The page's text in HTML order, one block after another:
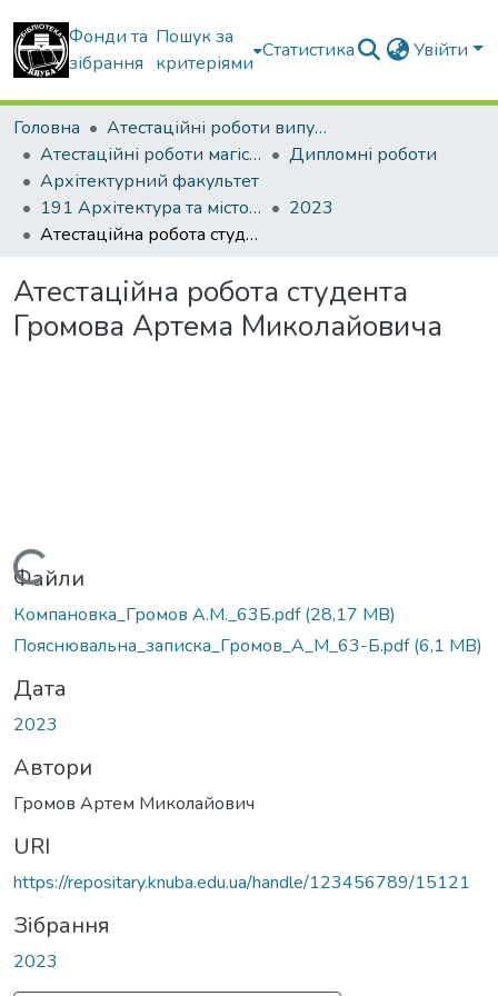
Фонди та
зібрання
Пошук за
критеріями
Статистика Увійти
Головна
Атестаційні роботи випускників
Атестаційні роботи магістрів
Дипломні роботи
Архітектурний факультет
191 Архітектура та містобудування. Архітектура будівель і споруд
2023
Атестаційна робота студента Громова Артема Миколайовича
Атестаційна робота студента
Громова Артема Миколайовича
Вантажиться...
Файли
Компановка_Громов А.М._63Б.pdf(28,17 MB)
Пояснювальна_записка_Громов_А_М_63-Б.pdf(6,1 MB)
Дата
2023
Автори
Громов Артем Миколайович
URI
https://repositary.knuba.edu.ua/handle/123456789/15121
Зібрання
2023